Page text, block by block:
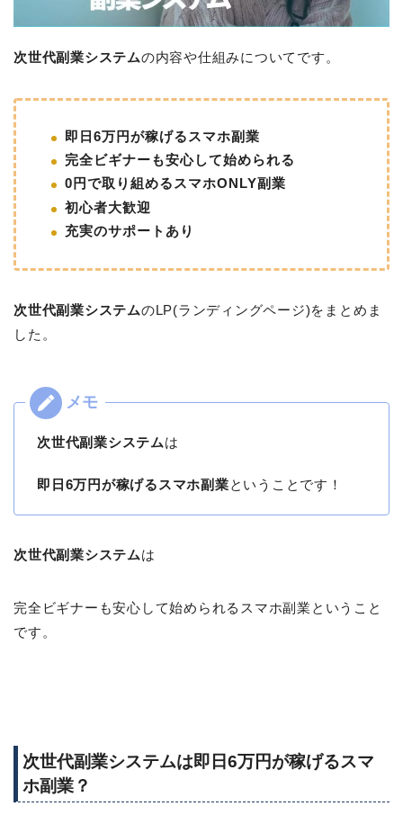
次世代副業システムの内容や仕組みについてです。
即日6万円が稼げるスマホ副業
完全ビギナーも安心して始められる
0円で取り組めるスマホONLY副業
初心者大歓迎
充実のサポートあり
次世代副業システムのLP(ランディングページ)をまとめま
した。
次世代副業システムは
即日6万円が稼げるスマホ副業ということです！
次世代副業システムは
完全ビギナーも安心して始められるスマホ副業ということ
です。
次世代副業システムは即日6万円が稼げるスマ
ホ副業？